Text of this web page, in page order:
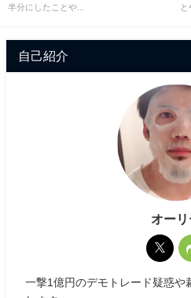
半分にしたことや...
と
自己紹介
オーリ
一撃1億円のデモトレード疑惑や